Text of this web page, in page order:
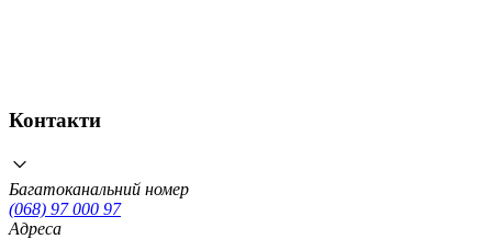
Контакти
Багатоканальний номер
(068) 97 000 97
Адреса